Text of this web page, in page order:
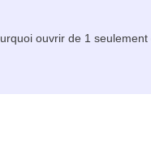
ouvrir de 1